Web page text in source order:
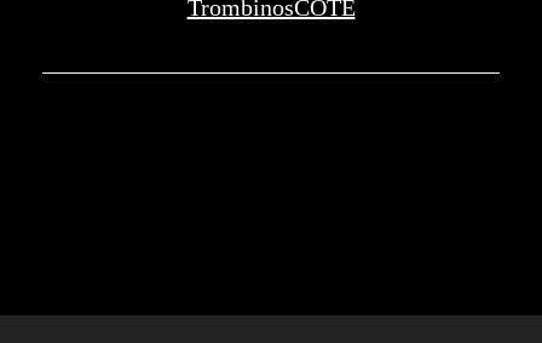
TrombinosCOTE